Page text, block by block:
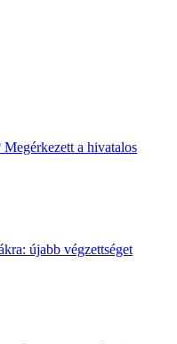
a hivatalos
újabb végzettséget